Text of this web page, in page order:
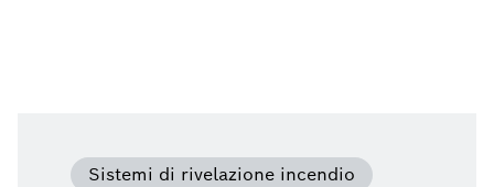
Sistemi di rivelazione incendio